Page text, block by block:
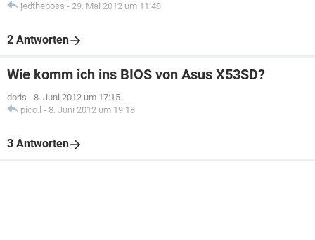
jedtheboss - 29. Mai 2012 um 11:48
2 Antworten
Wie komm ich ins BIOS von Asus X53SD?
doris - 8. Juni 2012 um 17:15
pico.l - 8. Juni 2012 um 19:18
3 Antworten